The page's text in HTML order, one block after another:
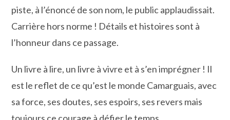
piste, à l’énoncé de son nom, le public applaudissait.
Carrière hors norme ! Détails et histoires sont à
l’honneur dans ce passage.
Un livre à lire, un livre à vivre et à s’en imprégner ! Il
est le reflet de ce qu’est le monde Camarguais, avec
sa force, ses doutes, ses espoirs, ses revers mais